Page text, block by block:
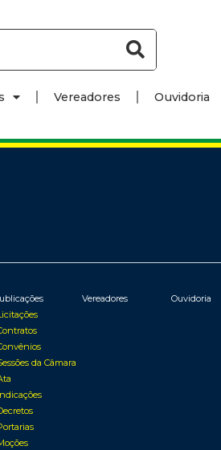
Vereadores Ouvidoria
da Câmara
Vereadores Ouvidoria